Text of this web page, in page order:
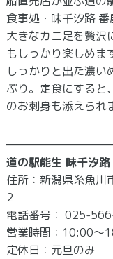
食事処・味千汐路 番
大きなカニ足を贅沢
もしっかり楽しめま
しっかりと出た濃い
ぷり。定食にすると
のお刺身も添えられ
道の駅能生 味千汐
住所：新潟県糸魚
2
電話番号： 025-
営業時間：10:00～
定休日：元旦のみ